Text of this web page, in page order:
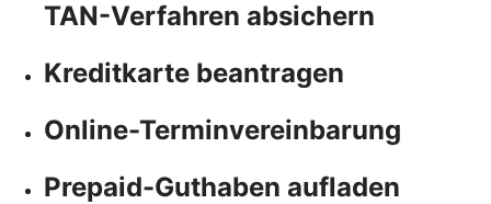
TAN-Verfahren absichern
Kreditkarte beantragen
Online-Terminvereinbarung
Prepaid-Guthaben aufladen